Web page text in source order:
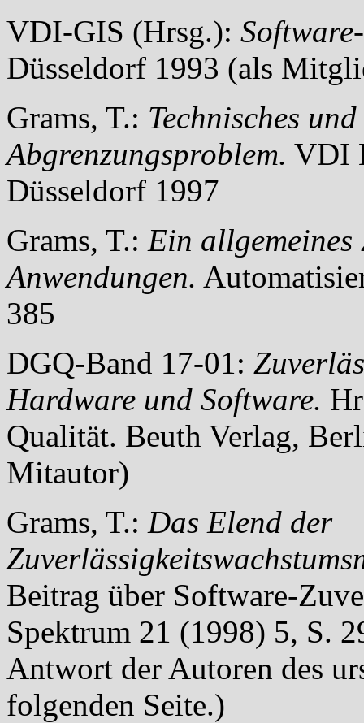
VDI-GIS (Hrsg.):
Düsseldorf 1993 (als
Grams, T.: Technisches
Abgrenzungsproblem. VDI
Düsseldorf 1997
Grams, T.: Ein
Anwendungen.
385
DGQ-Band 17-01:
Hardware und Software.
Qualität. Beuth Verlag,
Mitautor)
Grams, T.: Das Elend der
Beitrag über Software-
Spektrum 21 (1998) 5, S.
Antwort der Autoren des
folgenden Seite.)